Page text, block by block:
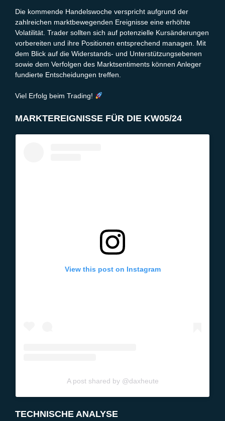
Die kommende Handelswoche verspricht aufgrund der
zahlreichen marktbewegenden Ereignisse eine erhöhte
Volatilität. Trader sollten sich auf potenzielle Kursänderungen
vorbereiten und ihre Positionen entsprechend managen. Mit
dem Blick auf die Widerstands- und Unterstützungsebenen
sowie dem Verfolgen des Marktsentiments können Anleger
fundierte Entscheidungen treffen.
Viel Erfolg beim Trading!
MARKTEREIGNISSE FÜR DIE KW05/24
View this post on Instagram
A post shared by @daxheute
TECHNISCHE ANALYSE